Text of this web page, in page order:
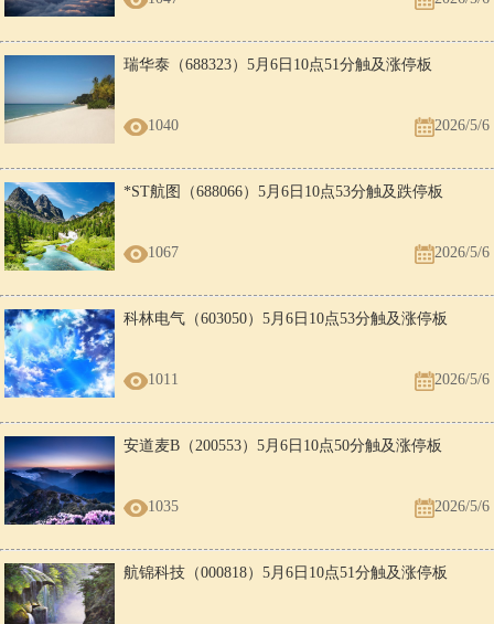
瑞华泰（688323）5月6日10点51分触及涨停板
1040 2026/5/6
*ST航图（688066）5月6日10点53分触及跌停板
1067 2026/5/6
科林电气（603050）5月6日10点53分触及涨停板
1011 2026/5/6
安道麦B（200553）5月6日10点50分触及涨停板
1035 2026/5/6
航锦科技（000818）5月6日10点51分触及涨停板